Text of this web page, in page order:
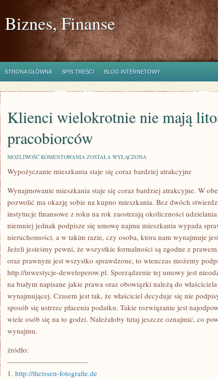
Biznes, Finanse
STRONA GŁÓWNA SPIS TREŚCI BLOG INTERNETOWY
Klienci wielokrotnie nie mają
pracobiorców
MOŻLIWOŚĆ KOMENTOWANIA KLIENCI
NIE
MAJĄ
DLA
PRACOBIORCÓW
ZOSTAŁA WYŁĄCZONA
Wypożyczanie mieszkania staje się coraz bardziej atrakcyjne
Wynajmowanie mieszkania staje się coraz bardziej atrakcyjne. W
pozwolić ma okazję sobie na kupno mieszkania. Bez dwóch
instytucje finansowe z roku na rok zaostrzają okoliczności
niemniej jednak podpisze się umowę najmu mieszkania wypada
nieruchomości, a w takim razie, czy osoba, która nam wynajmuje
Jeżeli jesteśmy pewni, że wszystkie formalności są zgodne z
oraz prawnym jest wszystko sprawdzone, to wtenczas możemy
http://inwestycje-deweloperow.pl. Sporządzenie tej umowy jest
na białym napisane jakie prawa oraz obowiązki należą do
wynajmującej. Czasem jest tak, że właściciel decyduje się nie
sposób się ustrzec płacenia podatku. Takie rozwiązanie jest
wiele osób się na to godzi. Należałoby tutaj jeszcze oznajmić, co
wynajmu.
źródło:
———————————
1. http://theissen-fotografie.de